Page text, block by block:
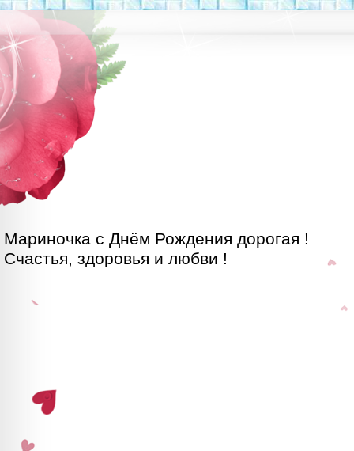
Мариночка с Днём Рождения дорогая !
Счастья, здоровья и любви !